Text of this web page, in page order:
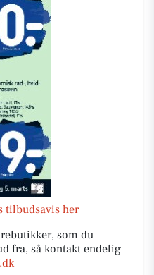
tilbudsavis her
som du
fra, så kontakt endelig